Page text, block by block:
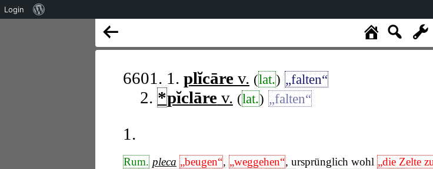
6601. 1. plĭcāre v. (lat.) „falten“
2. *pĭclārev. (lat.) „falten“
1.
Rum. pleca „beugen“, „weggehen“, ursprünglich wohl „die Zelte
Login